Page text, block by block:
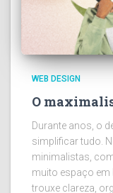
WEB DESIGN
O
Durante anos, o
simplificar tudo.
minimalistas,
muito espaço em
trouxe clareza,